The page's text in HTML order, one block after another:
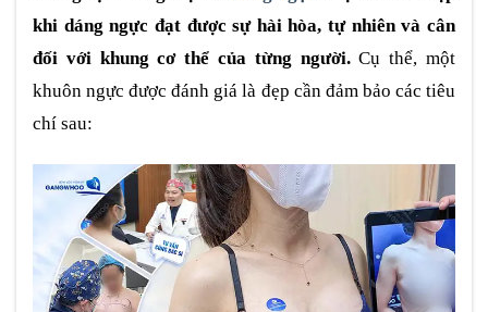
khi dáng ngực đạt được sự hài hòa, tự nhiên và cân
đối với khung cơ thể của từng người.Cụ thể, một
khuôn ngực được đánh giá là đẹp cần đảm bảo các tiêu
chí sau: